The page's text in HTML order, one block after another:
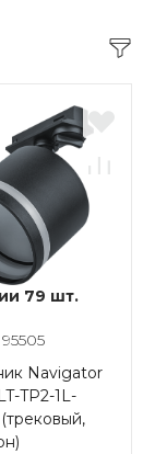
79 шт.
Navigator
TP2-1L-